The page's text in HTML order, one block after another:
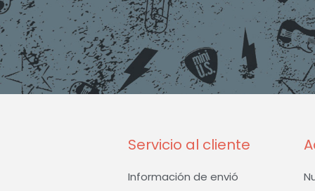
Servicio al cliente
Información de envió